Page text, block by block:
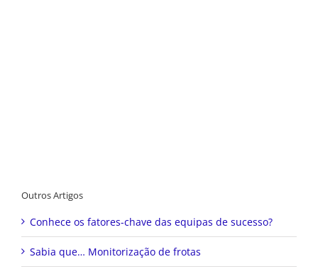
Outros Artigos
Conhece os fatores-chave das equipas de sucesso?
Sabia que… Monitorização de frotas